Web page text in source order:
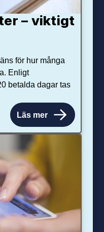
– viktigt
för hur många
Enligt
betalda dagar tas
Läs mer